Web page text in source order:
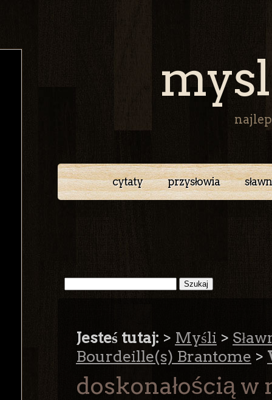
cytaty przysłowia
Jesteś tutaj: > Myśli >
Bourdeille(s) Brantome >
doskonałością w